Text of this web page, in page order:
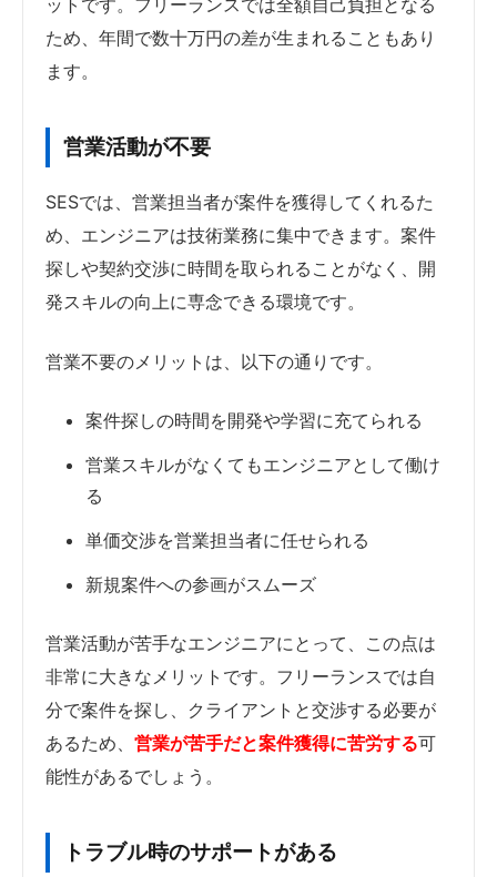
ットです。フリーランスでは全額自己負担となる
ため、年間で数十万円の差が生まれることもあり
ます。
営業活動が不要
SESでは、営業担当者が案件を獲得してくれるた
め、エンジニアは技術業務に集中できます。案件
探しや契約交渉に時間を取られることがなく、開
発スキルの向上に専念できる環境です。
営業不要のメリットは、以下の通りです。
案件探しの時間を開発や学習に充てられる
営業スキルがなくてもエンジニアとして働け
る
単価交渉を営業担当者に任せられる
新規案件への参画がスムーズ
営業活動が苦手なエンジニアにとって、この点は
非常に大きなメリットです。フリーランスでは自
分で案件を探し、クライアントと交渉する必要が
あるため、 営業が苦手だと案件獲得に苦労する可
能性があるでしょう。
トラブル時のサポートがある